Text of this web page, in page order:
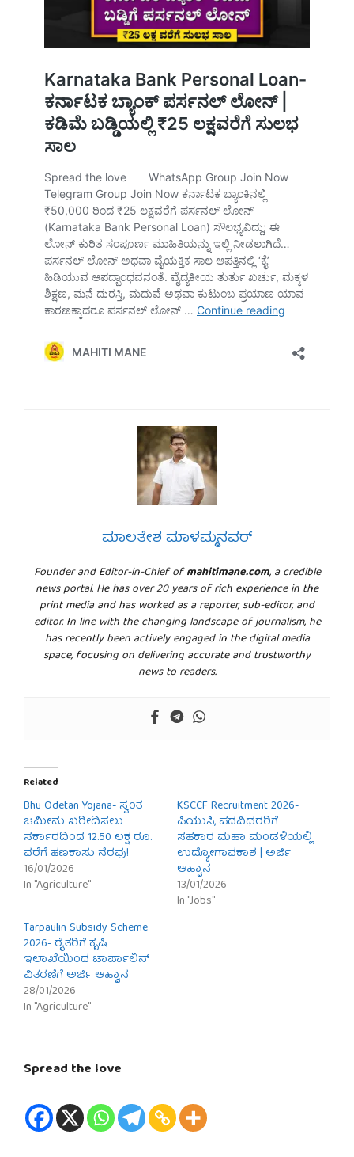
ಮಾಲತೇಶ ಮಾಳಮ್ಮನವರ್
Founder and Editor-in-Chief ofmahitimane.com, a credible
news portal. He has over 20 years of rich experience in the
print media and has worked as a reporter, sub-editor, and
editor. In line with the changing landscape of journalism, he
has recently been actively engaged in the digital media
space, focusing on delivering accurate and trustworthy
news to readers.
Related
Bhu Odetan Yojana- ಸ್ವಂತ
ಜಮೀನು ಖರೀದಿಸಲು
ಸರ್ಕಾರದಿಂದ 12.50 ಲಕ್ಷ ರೂ.
ವರೆಗೆ ಹಣಕಾಸು ನೆರವು!
16/01/2026
In "Agriculture"
KSCCF Recruitment 2026-
ಪಿಯುಸಿ, ಪದವಿಧರರಿಗೆ
ಸಹಕಾರ ಮಹಾ ಮಂಡಳಿಯಲ್ಲಿ
ಉದ್ಯೋಗಾವಕಾಶ | ಅರ್ಜಿ
ಆಹ್ವಾನ
13/01/2026
In "Jobs"
Tarpaulin Subsidy Scheme
2026- ರೈತರಿಗೆ ಕೃಷಿ
ಇಲಾಖೆಯಿಂದ ಟಾರ್ಪಾಲಿನ್
ವಿತರಣೆಗೆ ಅರ್ಜಿ ಆಹ್ವಾನ
28/01/2026
In "Agriculture"
Spread the love